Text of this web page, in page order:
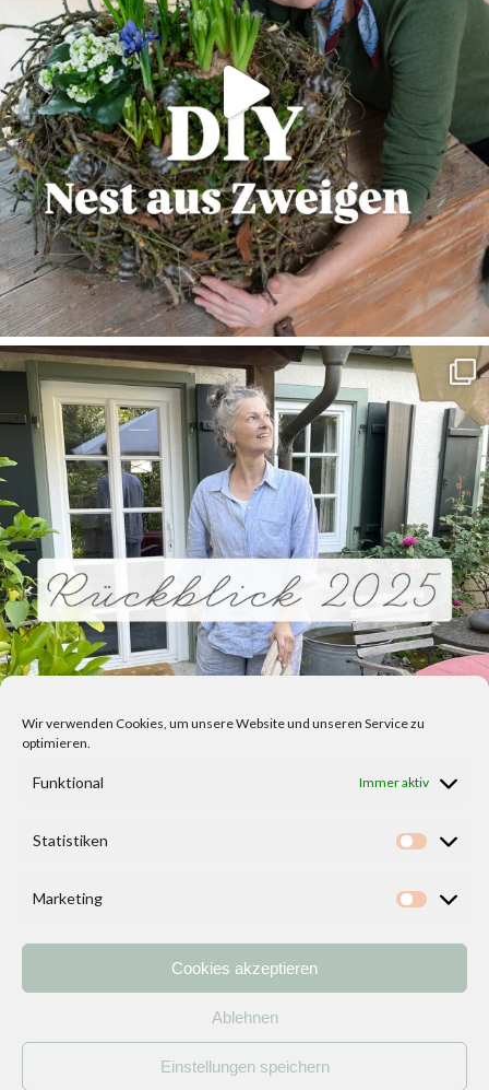
Wir verwenden Cookies, um unsere Website und unseren Service zu
optimieren.
Funktional Immer aktiv
Statistiken
Marketing
Cookies akzeptieren
Ablehnen
Einstellungen speichern
Kontakt
Impressum/ Datenschutzerklärung